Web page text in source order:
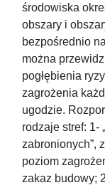
środowiska
obszary i
bezpośrednio
można
pogłębienia
zagrożenia
ugodzie.
rodzaje stref: 1-
zabronionych”,
poziom
zakaz budowy;